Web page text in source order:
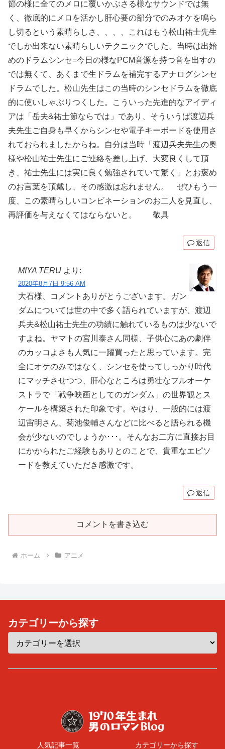
節の様に全てのメロに覆いかぶさる様なサウンドでは無
く、徹底的にメロを活かし肝心要の部分でのみオケを鳴ら
し切るという素晴らしさ、、、、これはもう松山祐士先生
でしか出来ない素晴らしいテクニックでした。当時は出始
めのドラムシンセ=今日の様なPCM音源を持つ音を出すの
では無くて、あくまで生ドラムを補完するアナログシンセ
ドラムでした。松山先生はこの当時のシンセドラムを徹底
的に使いしゃぶりつくした。こういった先進的なアイディ
アは「岳夫&祐士節ならでは」であり、そういうば渡辺兵
夫先生ご自身も早くからシンセや電子キーボードを使用さ
れておられましたからね。自分は当時「渡辺兵夫先生の奥
様や松山祐士先生にご連絡を差し上げ、大変良くして頂
き、祐士先生には実に良く勉強されていて驚く」とお褒め
のお言葉を頂戴し、その感激は忘れません。 ぜひもう一
度、この素晴らしいコンビネーションのお二人を見直し、
再評価を与えなくてはならないと。 敬具
返信
MIYA TERU より:
2020年8月7日 9:56 AM
大石様、コメントありがとうございます。ガン
ダムについては世の中で多く語られていますが、渡辺
兵夫&松山祐士先生の功績に触れているものは少ないで
すよね。ヤマトの宮川泰さん同様、子供心にあの劇伴
のカッコよさも人気に一躍買ったと思っています。完
全にオケのみではなく、シンセを使ってしっかり時代
にマッチさせつつ、肝心なところは勇壮なフルオーケ
ストラで「戦争映画としてのガンダム」の世界観とス
ケールを構築された印象です。やはり、一般的には渡
辺宙明さん、菊池俊輔さんなどに比べると語られる機
会が少ないのでしょうか･･･。そんなお二方に直接お目
にかかられたご経験もありとのことで、貴重なエピソ
ードを教えていただき感激です。
返信
コメントを書き込む
ホーム アニメ
カテゴリーから探す
人気記事一覧 カテゴリーから探す